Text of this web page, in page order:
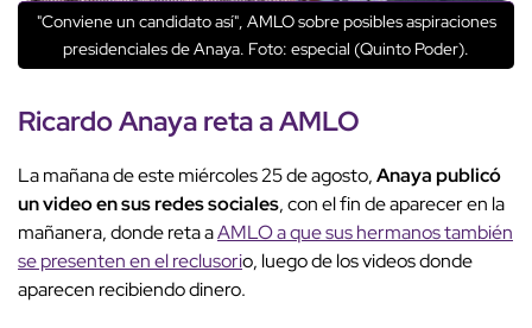
"Conviene un candidato así", AMLO sobre posibles aspiraciones
presidenciales de Anaya. Foto: especial (Quinto Poder).
Ricardo Anaya reta a AMLO
La mañana de este miércoles 25 de agosto,Anaya publicó
un video en sus redes sociales, con el fin de aparecer en la
mañanera, donde reta aAMLO a que sus hermanos también
se presenten en el reclusorio, luego de los videos donde
aparecen recibiendo dinero.